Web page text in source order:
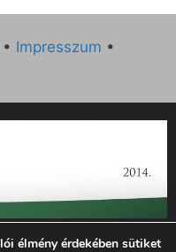
• Impresszum •
évi működésének
P-0121 sz. támogatási
élmény érdekében sütiket